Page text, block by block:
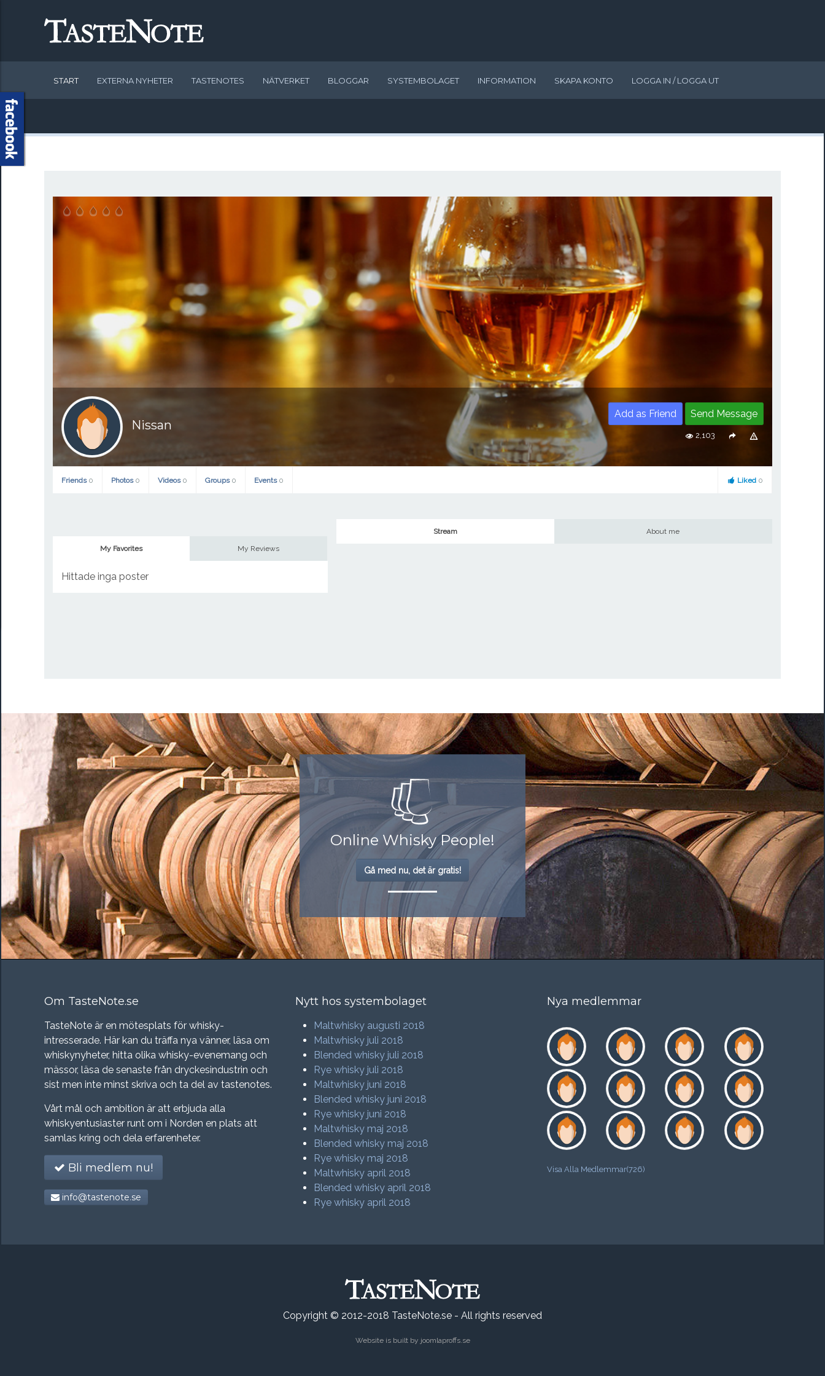
START EXTERNA NYHETER TASTENOTES NÄTVERKET BLOGGAR SYSTEMBOLAGET INFORMATION SKAPA KONTO LOGGA IN / LOGGA UT
Nissan
Add as Friend Send Message
2,103
Friends 0 Photos 0 Videos 0 Groups 0 Events 0 Liked 0
My Favorites My Reviews
Hittade inga poster
Stream About me
Online Whisky People!
Gå med nu, det är gratis!
Om TasteNote.se
TasteNote är en mötesplats för whisky-
intresserade. Här kan du träffa nya vänner, läsa om
whiskynyheter, hitta olika whisky-evenemang och
mässor, läsa de senaste från dryckesindustrin och
sist men inte minst skriva och ta del av tastenotes.
Vårt mål och ambition är att erbjuda alla
whiskyentusiaster runt om i Norden en plats att
samlas kring och dela erfarenheter.
Bli medlem nu!
info@tastenote.se
Nytt hos systembolaget
Maltwhisky augusti 2018
Maltwhisky juli 2018
Blended whisky juli 2018
Rye whisky juli 2018
Maltwhisky juni 2018
Blended whisky juni 2018
Rye whisky juni 2018
Maltwhisky maj 2018
Blended whisky maj 2018
Rye whisky maj 2018
Maltwhisky april 2018
Blended whisky april 2018
Rye whisky april 2018
Nya medlemmar
Visa Alla Medlemmar(726)
Copyright © 2012-2018 TasteNote.se - All rights reserved
Website is built by joomlaproffs.se